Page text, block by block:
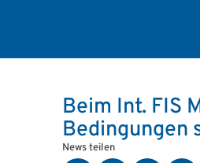
Beim Int. FIS
Bedingungen
News teilen